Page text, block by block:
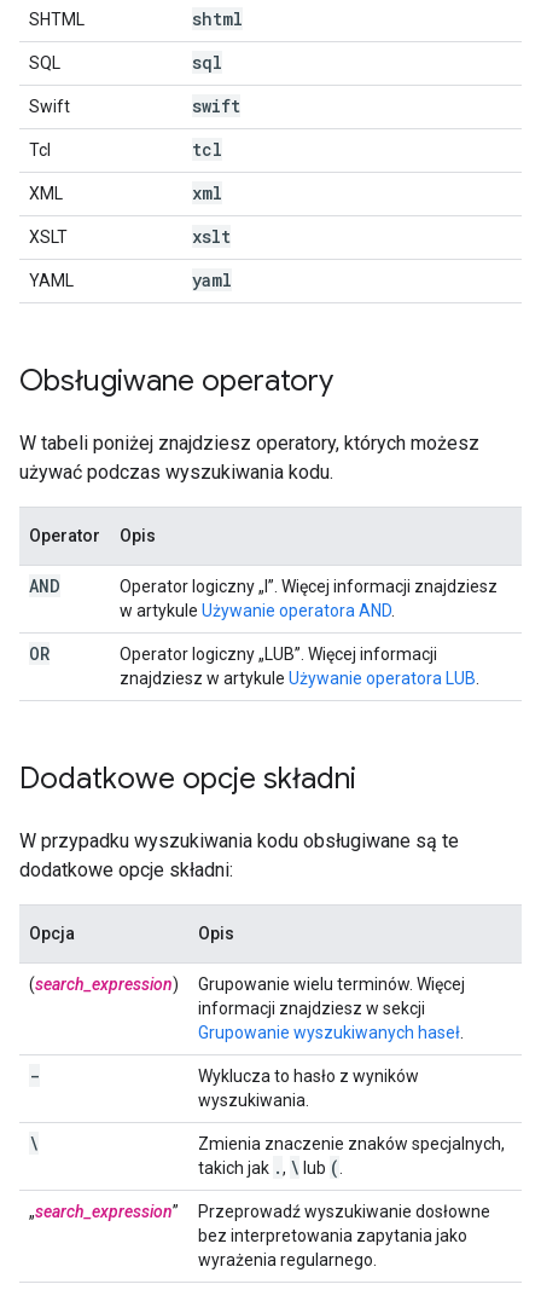
SHTML shtml
SQL sql
Swift swift
Tcl tcl
XML xml
XSLT xslt
YAML yaml
Obsługiwane operatory
W tabeli poniżej znajdziesz operatory, których możesz
używać podczas wyszukiwania kodu.
Operator Opis
AND
Operator logiczny „I”. Więcej informacji znajdziesz
w artykule Używanie operatora AND
OR
Operator logiczny „LUB”. Więcej informacji
znajdziesz w artykule Używanie operatora LUB
Dodatkowe opcje składni
W przypadku wyszukiwania kodu obsługiwane są te
dodatkowe opcje składni:
Opcja Opis
(search_expression)
Grupowanie wielu terminów. Więcej
informacji znajdziesz w sekcji
Grupowanie wyszukiwanych haseł
-
Wyklucza to hasło z wyników
wyszukiwania.
\
Zmienia znaczenie znaków specjalnych,
takich jak ., \ lub (
„search_expression”
Przeprowadź wyszukiwanie dosłowne
bez interpretowania zapytania jako
wyrażenia regularnego.